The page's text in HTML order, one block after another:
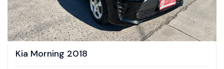
Kia Morning 2018